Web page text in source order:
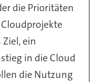
die Prioritäten
ein
in die Cloud
die Nutzung